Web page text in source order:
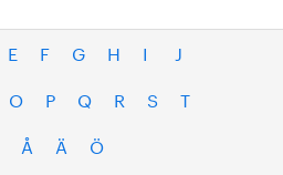
E F G H I
J
O P Q R S
T
Å Ä Ö